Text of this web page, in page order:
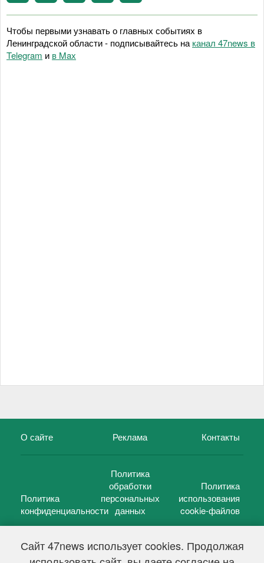
Сайт 47news использует cookies. Продолжая
Чтобы первыми узнавать о главных событиях в
Ленинградской области - подписывайтесь наканал 47news в
Telegram и в Maх
О сайте Реклама Контакты
Политика
конфиденциальности
Политика
обработки
персональных
данных
Политика
использования
cookie-файлов